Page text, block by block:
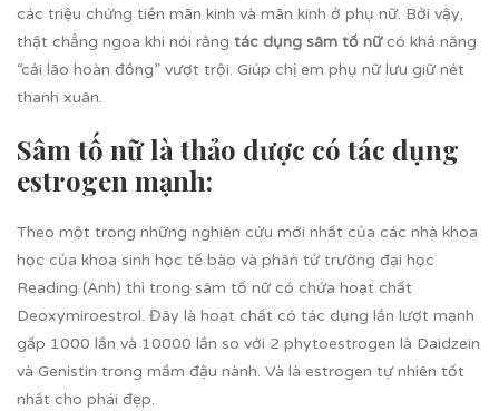
các triệu chứng tiền mãn kinh và mãn kinh ở phụ nữ. Bởi vậy,
thật chẳng ngoa khi nói rằng tác dụng sâm tố nữcó khả năng
“cải lão hoàn đồng” vượt trội. Giúp chị em phụ nữ lưu giữ nét
thanh xuân.
Sâm tố nữ là thảo dược có tác dụng
estrogen mạnh:
Theo một trong những nghiên cứu mới nhất của các nhà khoa
học của khoa sinh học tế bào và phân tử trường đại học
Reading (Anh) thì trong sâm tố nữ có chứa hoạt chất
Deoxymiroestrol. Đây là hoạt chất có tác dụng lần lượt mạnh
gấp 1000 lần và 10000 lần so với 2 phytoestrogen là Daidzein
và Genistin trong mầm đậu nành. Và là estrogen tự nhiên tốt
nhất cho phái đẹp.